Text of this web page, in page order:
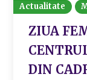
Actualitate
ZIUA
DIN